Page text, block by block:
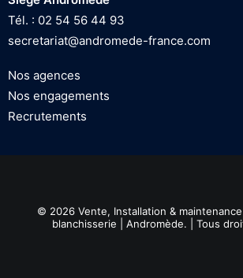
Tél. : 02 54 56 44 93
secretariat@andromede-france.com
Nos agences
Nos engagements
Recrutements
© 2026 Vente, Installation &
blanchisserie | Andromède. | Tous